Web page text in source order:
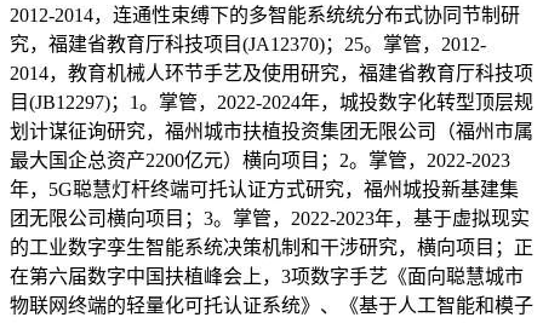
2012-2014，连通性束缚下的多智能系统统分布式协同节制研
究，福建省教育厅科技项目(JA12370)；25。掌管，2012-
2014，教育机械人环节手艺及使用研究，福建省教育厅科技项
目(JB12297)；1。掌管，2022-2024年，城投数字化转型顶层规
划计谋征询研究，福州城市扶植投资集团无限公司（福州市属
最大国企总资产2200亿元）横向项目；2。掌管，2022-2023
年，5G聪慧灯杆终端可托认证方式研究，福州城投新基建集
团无限公司横向项目；3。掌管，2022-2023年，基于虚拟现实
的工业数字孪生智能系统决策机制和干涉研究，横向项目；正
在第六届数字中国扶植峰会上，3项数字手艺《面向聪慧城市
物联网终端的轻量化可托认证系统》、《基于人工智能和模子